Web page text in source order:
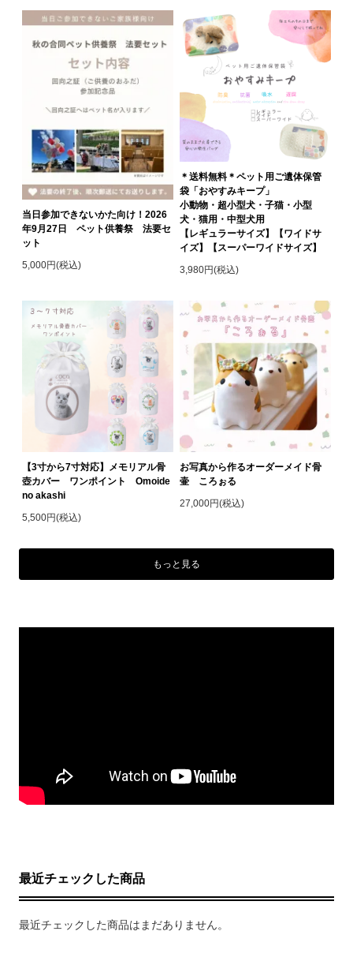
当日参加できないかた向け！2026
年9月27日 ペット供養祭 法要セ
ット
5,000円(税込)
＊送料無料＊ペット用ご遺体保管
袋「おやすみキープ」
小動物・超小型犬・子猫・小型
犬・猫用・中型犬用
【レギュラーサイズ】【ワイドサ
イズ】【スーパーワイドサイズ】
3,980円(税込)
【3寸から7寸対応】メモリアル骨
壺カバー ワンポイント Omoide
no akashi
5,500円(税込)
お写真から作るオーダーメイド骨
壷 ころぉる
27,000円(税込)
もっと見る
最近チェックした商品
最近チェックした商品はまだありません。